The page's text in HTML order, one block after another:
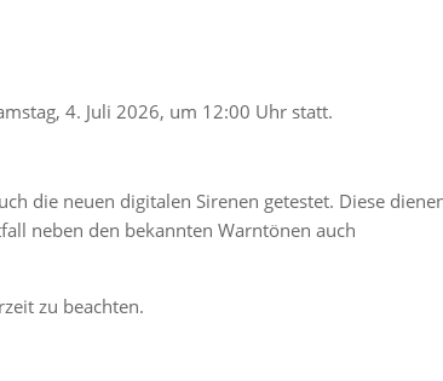
4. Juli 2026, um 12:00 Uhr statt.
die neuen digitalen Sirenen getestet. Diese
neben den bekannten Warntönen auch
zu beachten.